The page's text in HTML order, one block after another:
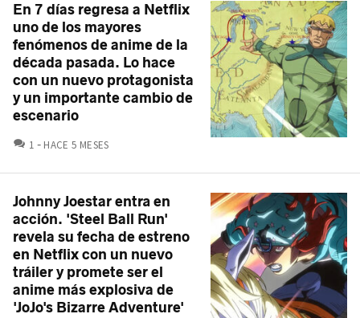
En 7 días regresa a Netflix
uno de los mayores
fenómenos de anime de la
década pasada. Lo hace
con un nuevo protagonista
y un importante cambio de
escenario
1 COMENTARIOS
HACE 5 MESES
Johnny Joestar entra en
acción. 'Steel Ball Run'
revela su fecha de estreno
en Netflix con un nuevo
tráiler y promete ser el
anime más explosiva de
'JoJo's Bizarre Adventure'